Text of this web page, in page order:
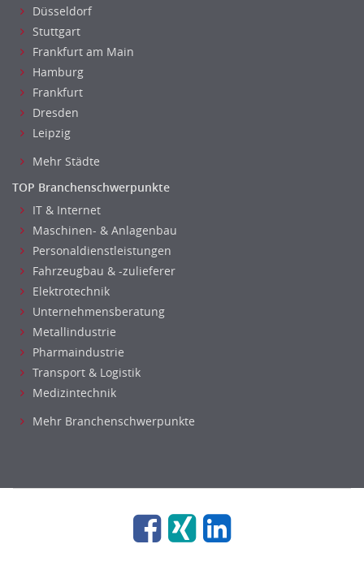
Düsseldorf
Stuttgart
Frankfurt am Main
Hamburg
Frankfurt
Dresden
Leipzig
Mehr Städte
TOP Branchenschwerpunkte
IT & Internet
Maschinen- & Anlagenbau
Personaldienstleistungen
Fahrzeugbau & -zulieferer
Elektrotechnik
Unternehmensberatung
Metallindustrie
Pharmaindustrie
Transport & Logistik
Medizintechnik
Mehr Branchenschwerpunkte